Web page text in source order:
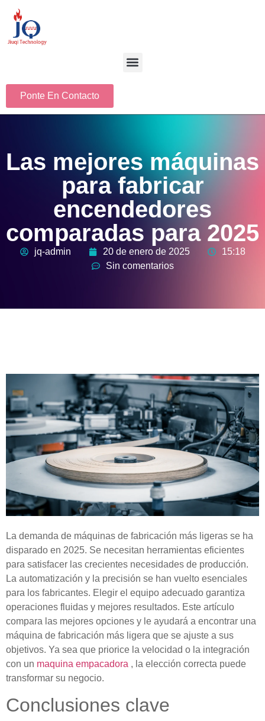
Ponte En Contacto
Las mejores máquinas
para fabricar
encendedores
comparadas para 2025
jq-admin 20 de enero de 2025
15:18
Sin comentarios
La demanda de máquinas de fabricación más ligeras se ha
disparado en 2025. Se necesitan herramientas eficientes
para satisfacer las crecientes necesidades de producción.
La automatización y la precisión se han vuelto esenciales
para los fabricantes. Elegir el equipo adecuado garantiza
operaciones fluidas y mejores resultados. Este artículo
compara las mejores opciones y le ayudará a encontrar una
máquina de fabricación más ligera que se ajuste a sus
objetivos. Ya sea que priorice la velocidad o la integración
con un maquina empacadora , la elección correcta puede
transformar su negocio.
Conclusiones clave